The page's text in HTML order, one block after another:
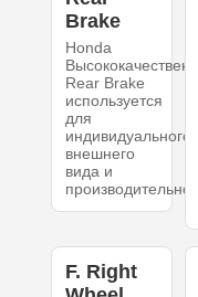
Brake
Honda
Rear Brake
используется
для
индивидуального
внешнего
вида и
F. Right